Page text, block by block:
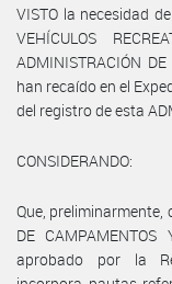
VISTO la necesidad
VEHÍCULOS
ADMINISTRACIÓN
han recaído en el
del registro de esta
CONSIDERANDO:
Que, preliminarmente,
DE CAMPAMENTOS
aprobado por la